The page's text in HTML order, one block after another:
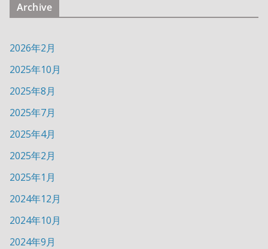
Archive
2026年2月
2025年10月
2025年8月
2025年7月
2025年4月
2025年2月
2025年1月
2024年12月
2024年10月
2024年9月